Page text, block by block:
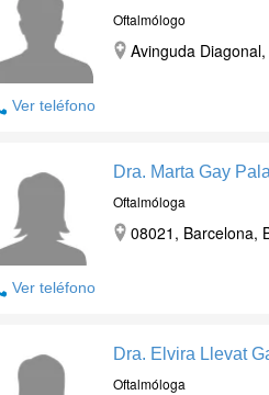
Ver teléfono
Oftalmólogo
Avinguda
Ver teléfono
Dra. Marta Gay
Oftalmóloga
08021, Barcelona,
Dra. Elvira Llevat
Oftalmóloga